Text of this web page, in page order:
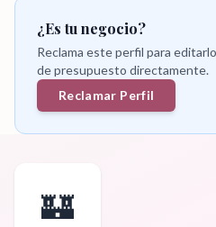
¿Es tu negocio?
Reclama este perfil para
de presupuesto directamente.
Reclamar Perfil
🏰